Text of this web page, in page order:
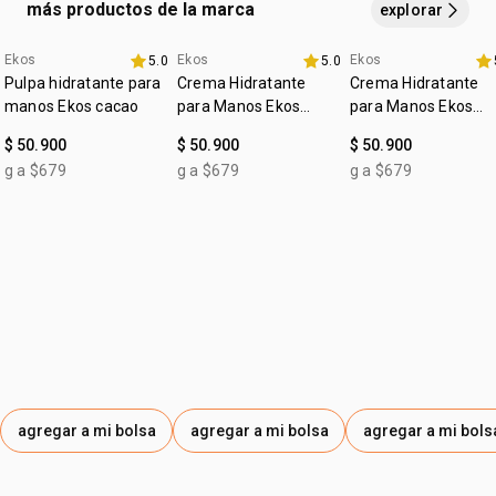
1 bolsa pequeña
más productos de la marca explorar
4u al 40%
Ekos 5.0
Pulpa hidratante para
manos Ekos cacao
$ 50.900
g a $679
agregar a mi bolsa
4u al 40%
Ekos 5.0
Crema Hidratante
para Manos Ekos
$ 50.900
g a $679
agregar a mi bolsa
4u al 40%
Ekos
Crema Hidratante
para Manos Ekos
$ 50.900
g a $679
agregar a mi